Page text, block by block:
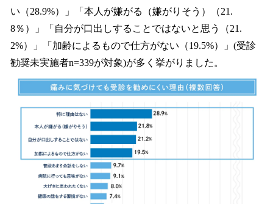
い（28.9%）」「本人が嫌がる（嫌がりそう）（21.
8％）」「自分が口出しすることではないと思う（21.
2%）」「加齢によるもので仕方がない（19.5%）」(受診
勧奨未実施者n=339が対象)が多く挙がりました。